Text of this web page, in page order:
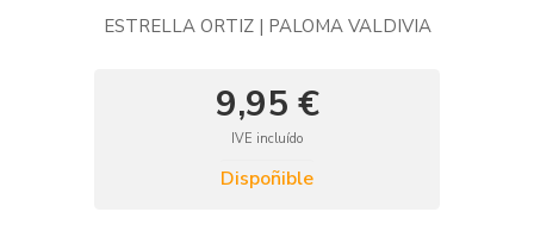
ESTRELLA ORTIZ | PALOMA VALDIVIA
9,95 €
IVE incluído
Dispoñible